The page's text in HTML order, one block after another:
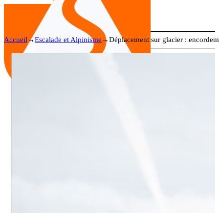
Accueil →Escalade et Alpinisme →Déplacement sur glacier :